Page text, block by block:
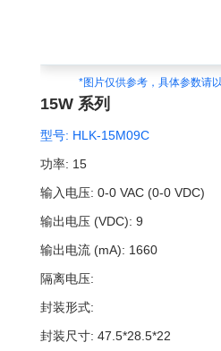
*图片仅供参考，具体参数请
15W 系列
型号: HLK-15M09C
功率: 15
输入电压: 0-0 VAC (0-0 VDC)
输出电压 (VDC): 9
输出电流 (mA): 1660
隔离电压:
封装形式:
封装尺寸: 47.5*28.5*22